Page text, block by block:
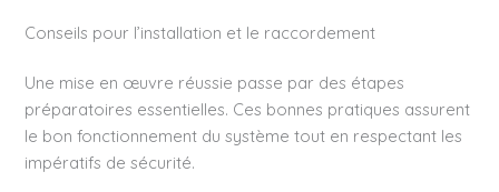
Conseils pour l’installation et le raccordement
Une mise en œuvre réussie passe par des étapes
préparatoires essentielles. Ces bonnes pratiques assurent
le bon fonctionnement du système tout en respectant les
impératifs de sécurité.